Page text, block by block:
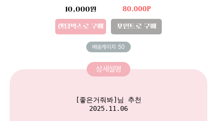
10,000원
랜덤박스로 구매
80,000P
포인트로 구매
배송게이지 50
상세설명
[좋은거줘봐]님 추천
2025.11.06